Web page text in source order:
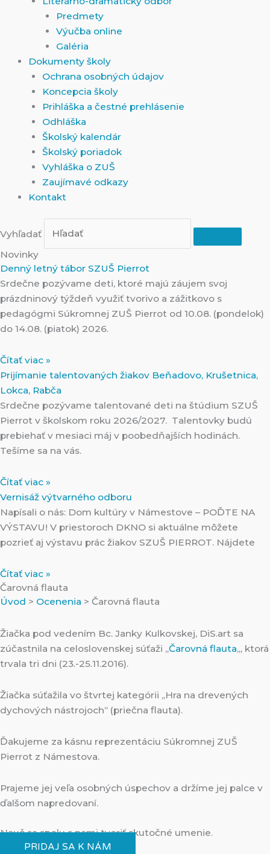
Predmety
Výučba online
Galéria
Dokumenty školy
Ochrana osobných údajov
Koncepcia školy
Prihláška a čestné prehlásenie
Odhláška
Školský kalendár
Školský poriadok
Vyhláška o ZUŠ
Zaujímavé odkazy
Kontakt
Vyhľadať
Novinky
Denný letný tábor SZUŠ Pierrot
Srdečne pozývame deti, ktoré majú záujem svoj
prázdninový týždeň využiť tvorivo a zážitkovo s
pedagógmi Súkromnej ZUŠ Pierrot od 10.08. (pondelok)
do 14.08. (piatok) 2026.
Čítať viac »
Prijímanie talentovaných žiakov Beňadovo, Krušetnica,
Lokca, Rabča
Srdečne pozývame talentované deti na štúdium SZUŠ
Pierrot v školskom roku 2026/2027. Talentovky budú
prebiehať v mesiaci máj v poobedňajších hodinách.
Tešíme sa na vás.
Čítať viac »
Vernisáž výtvarného odboru
Napísali o nás: Dom kultúry v Námestove – POĎTE NA
VÝSTAVU! V priestoroch DKNO si aktuálne môžete
pozrieť aj výstavu prác žiakov SZUŠ PIERROT. Nájdete
Čítať viac »
Čarovná flauta
Úvod > Ocenenia > Čarovná flauta
Žiačka pod vedením Bc. Janky Kulkovskej, DiS.art sa
zúčastnila na celoslovenskej súťaži „Čarovná flauta„, ktorá
trvala tri dni (23.-25.11.2016).
Žiačka súťažila vo štvrtej kategórii „Hra na drevených
dychových nástrojoch“ (priečna flauta).
Ďakujeme za kásnu reprezentáciu Súkromnej ZUŠ
Pierrot z Námestova.
Prajeme jej veľa osobných úspechov a držíme jej palce v
ďalšom napredovaní.
Nauč sa spolu s nami tvoriť skutočné umenie​.
PRIDAJ SA K NÁM